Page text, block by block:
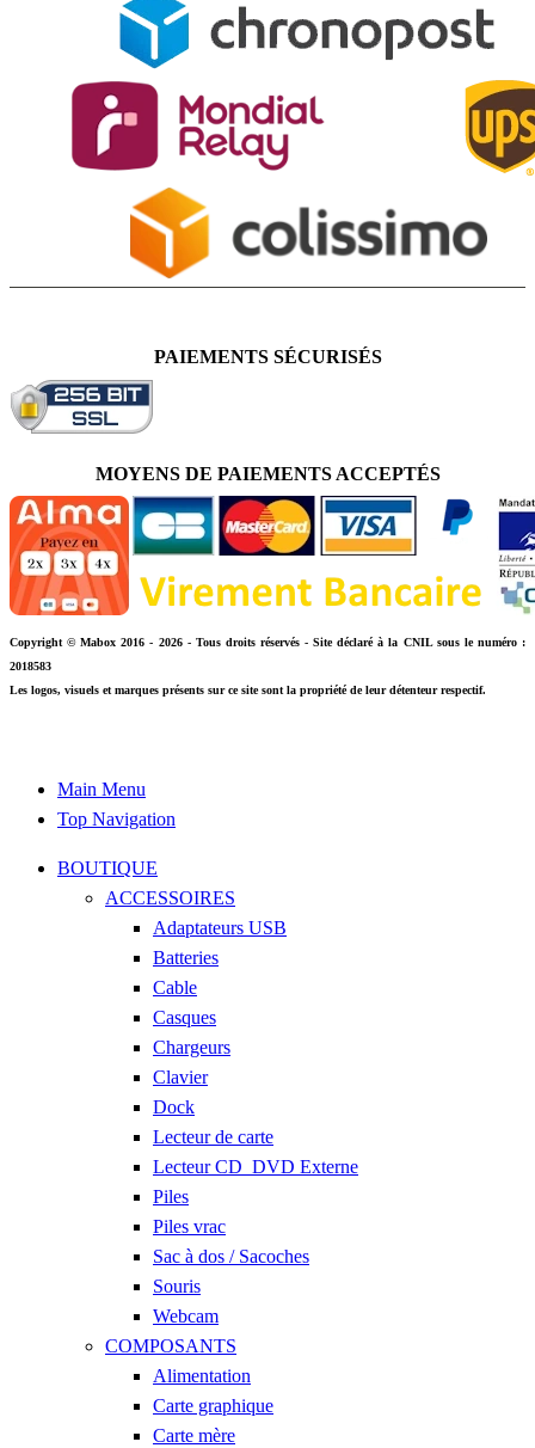
PAIEMENTS SÉCURISÉS
MOYENS DE PAIEMENTS ACCEPTÉS
Copyright © Mabox 2016 - 2026 - Tous droits réservés - Site déclaré à la CNIL sous le numéro :
2018583
Les logos, visuels et marques présents sur ce site sont la propriété de leur détenteur respectif.
Main Menu
Top Navigation
BOUTIQUE
ACCESSOIRES
Adaptateurs USB
Batteries
Cable
Casques
Chargeurs
Clavier
Dock
Lecteur de carte
Lecteur CD_DVD Externe
Piles
Piles vrac
Sac à dos / Sacoches
Souris
Webcam
COMPOSANTS
Alimentation
Carte graphique
Carte mère